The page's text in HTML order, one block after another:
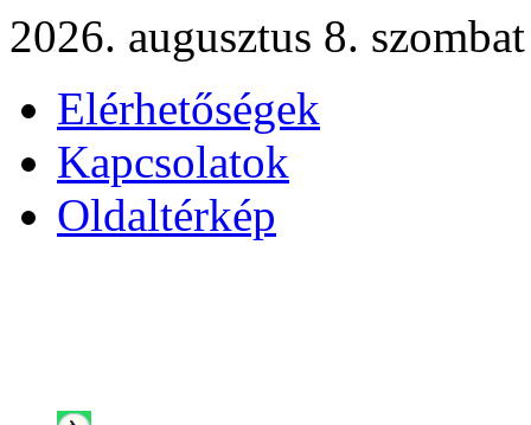
2026. augusztus 8. szombat
Elérhetőségek
Kapcsolatok
Oldaltérkép